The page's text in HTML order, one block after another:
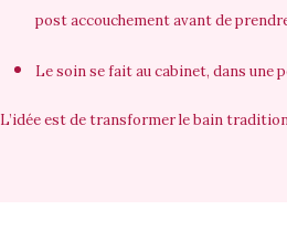
post accouchement avant de
Le soin se fait au cabinet, dans une
L’idée est de transformer le bain